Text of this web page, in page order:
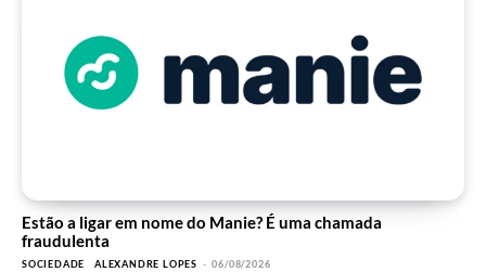
Estão a ligar em nome do Manie? É uma chamada
fraudulenta
SOCIEDADE ALEXANDRE LOPES - 06/08/2026